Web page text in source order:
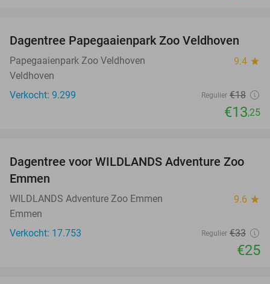
26%
Dagentree Papegaaienpark Zoo Veldhoven
Papegaaienpark Zoo Veldhoven 9.4 star
Veldhoven
Verkocht: 9.299
Regulier €18
€13,25
24%
Dagentree voor WILDLANDS Adventure Zoo
Emmen
WILDLANDS Adventure Zoo Emmen 9.6 star
Emmen
Verkocht: 17.753
Regulier €33
€25